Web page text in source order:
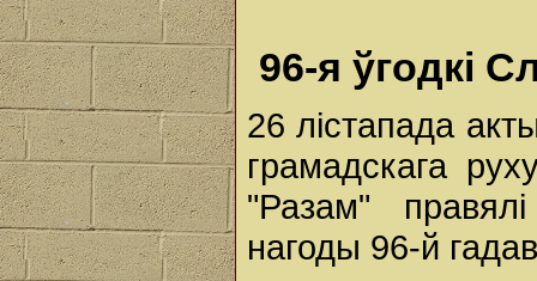
96-я ўгодкі
26 лістапада
грамадскага
"Разам"
нагоды 96-й